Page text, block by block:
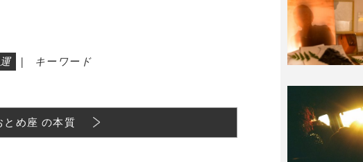
| キーワード
とめ座 の本質